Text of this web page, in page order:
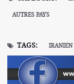
AUTRES PAYS
TAGS: IRANIEN